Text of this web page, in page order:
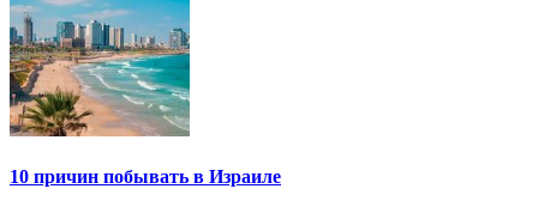
10 причин побывать в Израиле